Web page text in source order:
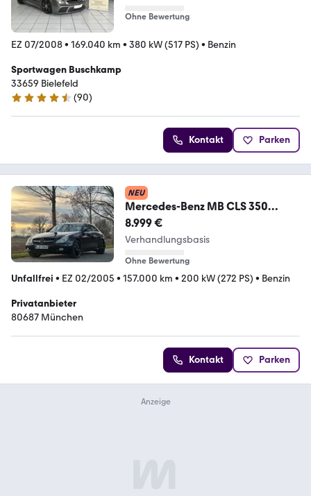
Ohne Bewertung
EZ 07/2008• 169.040 km • 380 kW (517 PS) • Benzin
Sportwagen Buschkamp
33659 Bielefeld
4.3 Sterne
(90)
Kontakt Parken
NEU
Mercedes-Benz MB CLS 350
Black-Series-Facelift TOP OPTIK
8.999 €
Verhandlungsbasis
Ohne Bewertung
Unfallfrei • EZ 02/2005 • 157.000 km • 200 kW (272 PS) • Benzin
Privatanbieter
80687 München
Kontakt Parken